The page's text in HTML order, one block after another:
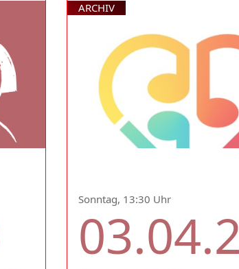
ARCHIV
Sonntag, 13:30 Uhr